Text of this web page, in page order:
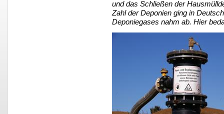
und das Schließen der
Zahl der Deponien ging in
Deponiegases nahm ab. Hier